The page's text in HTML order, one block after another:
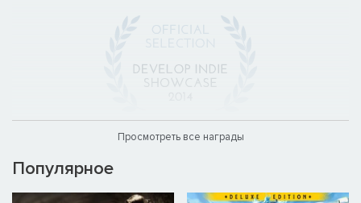
Просмотреть все награды
Популярное